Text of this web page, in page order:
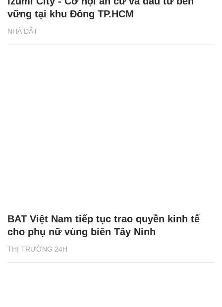
NHÀ ĐẤT
vững tại khu Đông TP.HCM
THỊ TRƯỜNG 24H
BAT Việt Nam tiếp tục trao quyền kinh tế
cho phụ nữ vùng biên Tây Ninh